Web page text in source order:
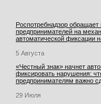
Роспотребнадзор
предпринимателей на
автоматической фиксации
5 Августа
«Честный знак» начнет
фиксировать нарушения:
предпринимателям важно
29 Июля